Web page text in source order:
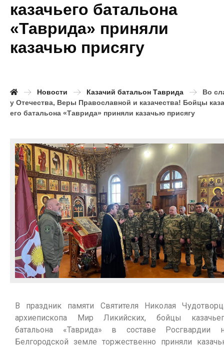
казачьего батальона
«Таврида» приняли
казачью присягу
Новости Казачий батальон Таврида
Во
у Отечества, Веры Православной и казачества! Бойцы
его батальона «Таврида» приняли казачью присягу
В праздник памяти Святителя Николая
архиепископа Мир Ликийских, бойцы
батальона «Таврида» в составе Росгвардии
Белгородской земле торжественно приняли